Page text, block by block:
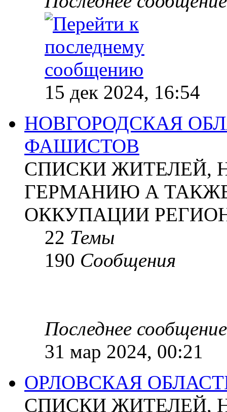
15 дек 2024, 16:54
НОВГОРОДСКАЯ
ФАШИСТОВ
СПИСКИ ЖИТЕЛЕЙ,
ГЕРМАНИЮ А
ОККУПАЦИИ
22 Темы
190 Сообщения
Последнее сообщение
31 мар 2024, 00:21
ОРЛОВСКАЯ
СПИСКИ ЖИТЕЛЕЙ,